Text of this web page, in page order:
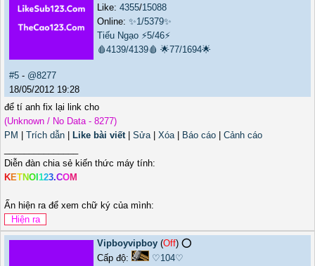
Like: 4355/15088
Online: ✨1/5379✨
Tiếu Ngạo ⚡5/46⚡
🩸4139/4139🩸 🌟77/1694🌟
#5 - @8277
18/05/2012 19:28
để tí anh fix lại link cho
(Unknown / No Data - 8277)
PM
Trích dẫn Like bài viết| Sửa| Xóa| Báo cáo
Cảnh cáo
Diễn đàn chia sẻ kiến thức máy tính:
KETNO 123.COM
Ấn hiện ra để xem chữ ký của mình:
Vipboyvipboy (Off) ⭕️
Cấp độ:
♡104♡